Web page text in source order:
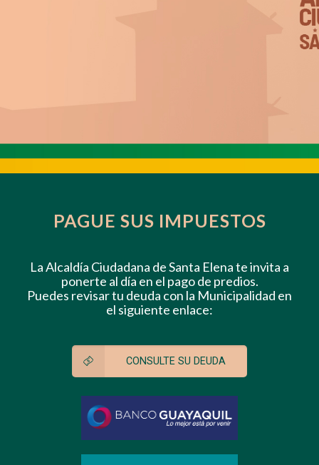
PAGUE SUS IMPUESTOS
La Alcaldía Ciudadana de ‪Santa Elena te invita a
ponerte al día en el pago de predios.
Puedes revisar tu deuda con la Municipalidad en
el siguiente enlace:
CONSULTE SU DEUDA